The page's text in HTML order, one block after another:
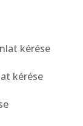
kérése
kérése